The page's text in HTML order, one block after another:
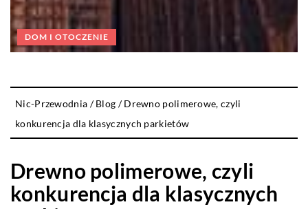
DOM I OTOCZENIE
Nic-Przewodnia /Blog /Drewno polimerowe, czyli
konkurencja dla klasycznych parkietów
Drewno polimerowe, czyli
konkurencja dla klasycznych